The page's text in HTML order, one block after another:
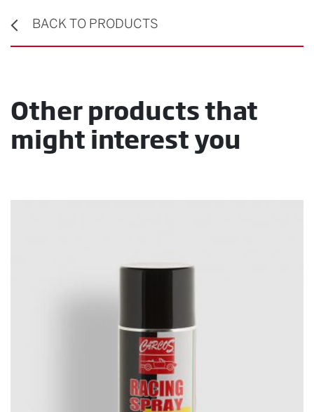
BACK TO PRODUCTS
Other products that
might interest you